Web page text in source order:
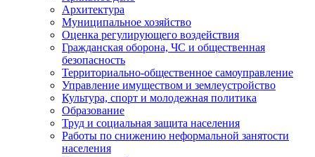
Архитектура
Муниципальное хозяйство
Оценка регулирующего воздействия
Гражданская оборона, ЧС и общественная
безопасность
Территориально-общественное самоуправление
Управление имуществом и землеустройство
Культура, спорт и молодежная политика
Образование
Труд и социальная защита населения
Работы по снижению неформальной занятости
населения